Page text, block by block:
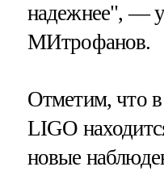
надежнее", —
МИтрофанов.
Отметим, что
LIGO
новые